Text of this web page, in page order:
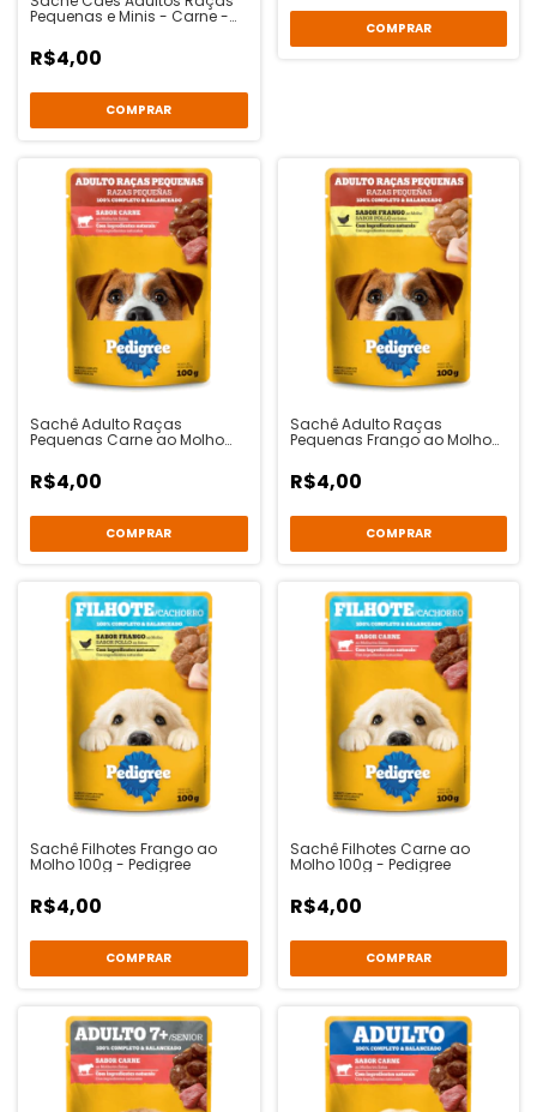
Pequenas e Minis - Carne -
R$4,00
Sachê Adulto Raças
Pequenas Carne ao Molho
R$4,00
Sachê Adulto Raças
Pequenas Frango ao Molho
R$4,00
Sachê Filhotes Frango ao
Molho 100g - Pedigree
R$4,00
Sachê Filhotes Carne ao
Molho 100g - Pedigree
R$4,00